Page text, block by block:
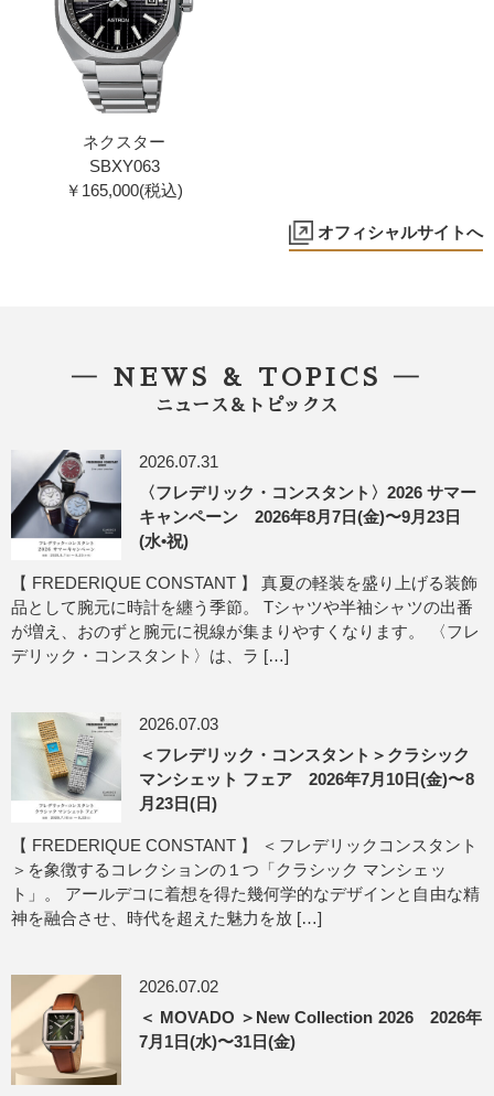
ネクスター
SBXY063
￥165,000(税込)
オフィシャルサイトへ
― NEWS & TOPICS ―
ニュース＆トピックス
2026.07.31
〈フレデリック・コンスタント〉2026 サマー
キャンペーン 2026年8月7日(金)〜9月23日
(水•祝)
【 FREDERIQUE CONSTANT 】 真夏の軽装を盛り上げる装飾
品として腕元に時計を纏う季節。 Tシャツや半袖シャツの出番
が増え、おのずと腕元に視線が集まりやすくなります。 〈フレ
デリック・コンスタント〉は、ラ […]
2026.07.03
＜フレデリック・コンスタント＞クラシック
マンシェット フェア 2026年7月10日(金)〜8
月23日(日)
【 FREDERIQUE CONSTANT 】 ＜フレデリックコンスタント
＞を象徴するコレクションの１つ「クラシック マンシェッ
ト」。 アールデコに着想を得た幾何学的なデザインと自由な精
神を融合させ、時代を超えた魅力を放 […]
2026.07.02
＜ MOVADO ＞New Collection 2026 2026年
7月1日(水)〜31日(金)